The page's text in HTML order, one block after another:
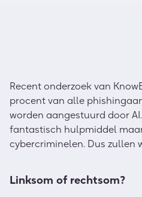
Recent onderzoek van
procent van alle
worden aangestuurd door
fantastisch hulpmiddel
cybercriminelen. Dus zullen
Linksom of rechtsom?